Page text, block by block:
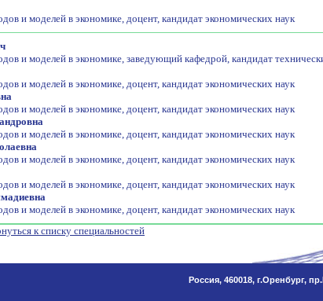
и моделей в экономике, доцент, кандидат экономических наук
и моделей в экономике, заведующий кафедрой, кандидат
и моделей в экономике, доцент, кандидат экономических наук
и моделей в экономике, доцент, кандидат экономических наук
и моделей в экономике, доцент, кандидат экономических наук
и моделей в экономике, доцент, кандидат экономических наук
и моделей в экономике, доцент, кандидат экономических наук
и моделей в экономике, доцент, кандидат экономических наук
к списку специальностей
Россия, 460018, г.Оренбург,